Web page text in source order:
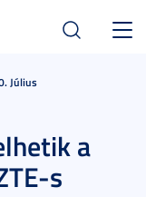
Július
a
s